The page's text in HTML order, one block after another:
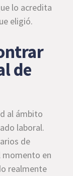
lo acredita
eligió.
de
al ámbito
laboral.
de
momento en
realmente